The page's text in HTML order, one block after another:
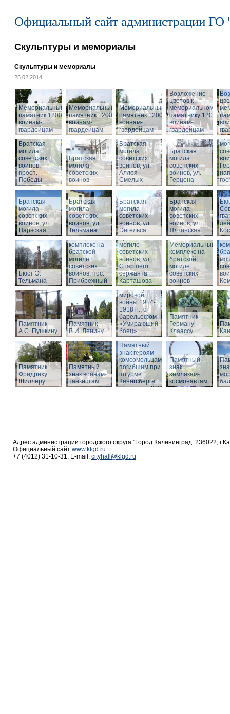
Официальный сайт администрации ГО
Скульптуры и мемориалы
Скульптуры и мемориалы
25.02.2014
Мемориальный
памятник 1200
воинам-
гвардейцам
Мемориальный
памятник 1200
воинам-
гвардейцам
Мемориальный
памятник 1200
воинам-
гвардейцам
Возложение
цветов к
мемориальному
памятнику 1200
воинам-
гвардейцам
Братская
могила
советских
воинов,
просп.
Победы
Братская
могила
советских
воинов
Братская
могила
советских
воинов, ул.
Аллея
Смелых
Братская
могила
советских
воинов, ул.
Герцена
Братская
могила
советских
воинов, ул.
Нарвская
Братская
могила
советских
воинов, ул.
Тельмана
Братская
могила
советских
воинов, ул.
Энгельса
Братская
могила
советских
воинов, ул.
Ялтинская
Бюст Э.
Тельмана
Мемориальный
комплекс на
братской
могиле
советских
воинов, пос.
Прибрежный
Мемориальный
комплекс на
братской
могиле
советских
воинов, ул.
Старшего
сержанта
Карташова
Мемориальный
комплекс на
братской
могиле
советских
воинов
Памятник
А.С. Пушкину
Памятник
В.И. Ленину
Памятник
воинам,
погибшим в
годы Первой
мировой
войны 1914-
1918 гг., с
барельефом
«Умирающий
боец»
Памятник
Герману
Клаассу
Памятник
Фридриху
Шиллеру
Памятный
знак воинам-
танкистам
Памятный
знак героям-
комсомольцам,
погибшим при
штурме
Кенигсберга
Памятный
знак
землякам-
космонавтам
Адрес администрации городского округа "Город Калининград: 236022,
Официальный сайт www.klgd.ru
+7 (4012) 31-10-31, E-mail: cityhall@klgd.ru